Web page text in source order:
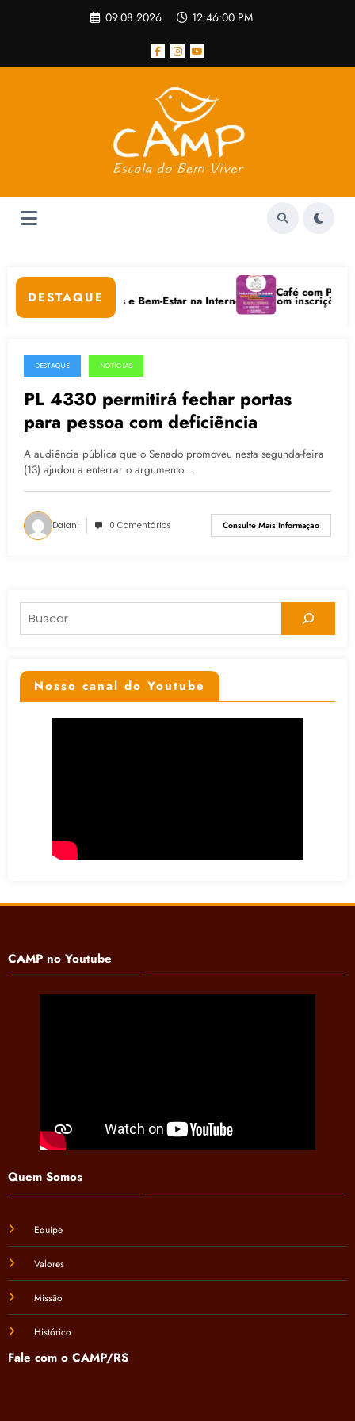
09.08.2026 12:46:00 PM
DESTAQUE
Cuidados Digitais e Bem-Estar na Internet está com inscrições
Café com Paulo
14.04.2015
DESTAQUE NOTÍCIAS
PL 4330 permitirá fechar portas
para pessoa com deficiência
A audiência pública que o Senado promoveu nesta segunda-feira
(13) ajudou a enterrar o argumento…
Daiani 0 Comentários Consulte Mais Informação
Pesquisar
Nosso canal do Youtube
CAMP no Youtube
Quem Somos
Equipe
Valores
Missão
Histórico
Fale com o CAMP/RS